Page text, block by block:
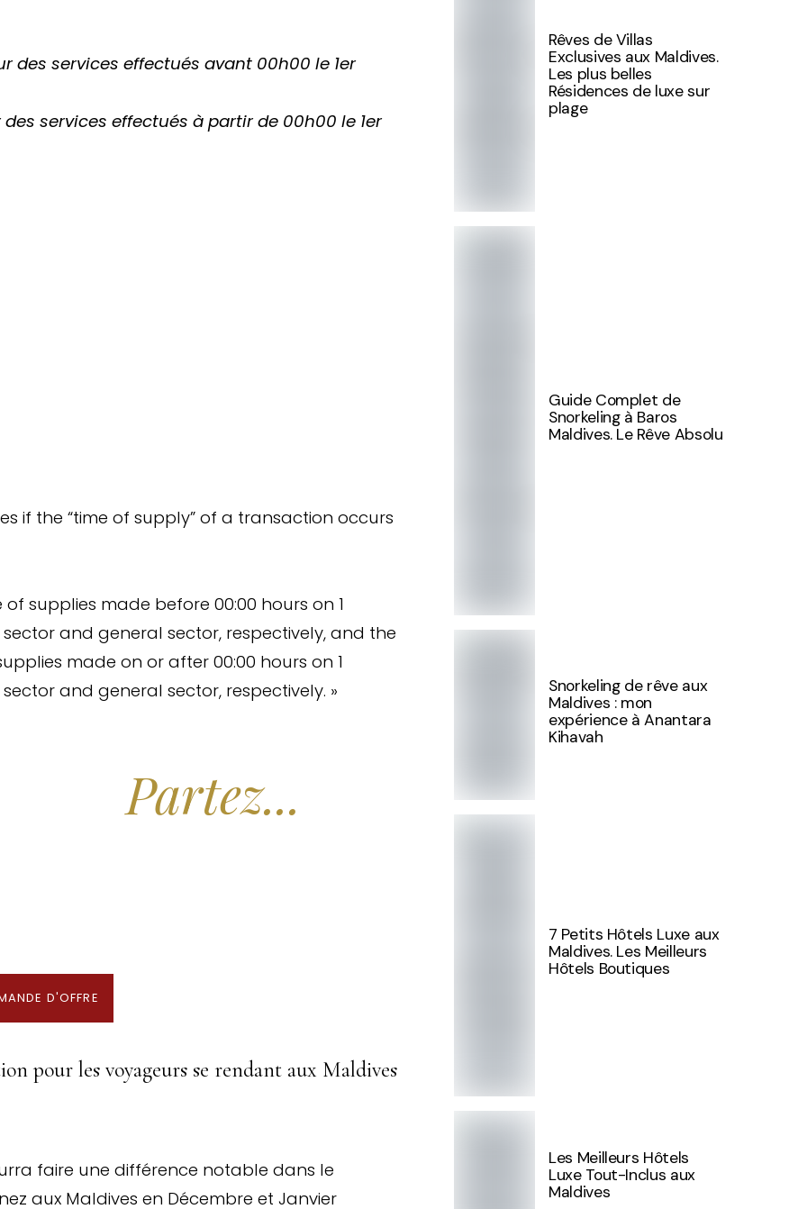
des services effectués avant 00h00 le 1er
services effectués à partir de 00h00 le 1er
if the “time of supply” of a transaction occurs
supplies made before 00:00 hours on 1
sector and general sector, respectively, and the
made on or after 00:00 hours on 1
and general sector, respectively. »
Partez...
D'OFFRE
pour les voyageurs se rendant aux Maldives
faire une différence notable dans le
aux Maldives en Décembre et Janvier
Rêves de Villas
Exclusives aux Maldives.
Les plus belles
Résidences de luxe sur
plage
Guide Complet de
Snorkeling à Baros
Maldives. Le Rêve Absolu
Snorkeling de rêve aux
Maldives : mon
expérience à Anantara
Kihavah
7 Petits Hôtels Luxe aux
Maldives. Les Meilleurs
Hôtels Boutiques
Les Meilleurs Hôtels
Luxe Tout-Inclus aux
Maldives